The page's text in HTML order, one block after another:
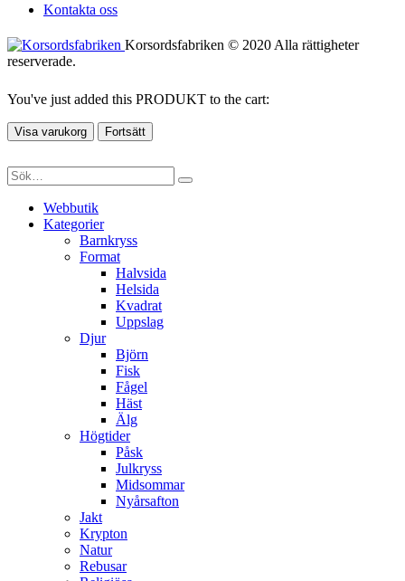
Kontakta oss
Korsordsfabriken © 2020 Alla rättigheter
reserverade.
You've just added this PRODUKT to the cart:
Visa varukorg Fortsätt
Webbutik
Kategorier
Barnkryss
Format
Halvsida
Helsida
Kvadrat
Uppslag
Djur
Björn
Fisk
Fågel
Häst
Älg
Högtider
Påsk
Julkryss
Midsommar
Nyårsafton
Jakt
Krypton
Natur
Rebusar